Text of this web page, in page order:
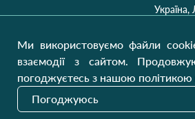
Наші оновлення
Ми використовуємо файли
взаємодії з сайтом.
погоджуєтесь з нашою політикою
Погоджуюсь